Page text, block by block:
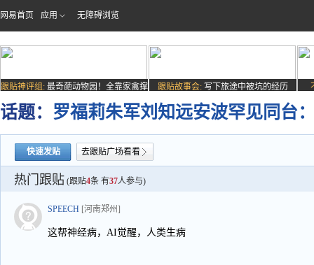
网易首页 应用 无障碍浏览
跟贴神评组: 最奇葩动物园！全靠家禽撑
场子
跟贴故事会: 写下旅途中被坑的经历
话题： 罗福莉朱军刘知远安波罕见同台
快速发贴 去跟贴广场看看
热门跟贴 (跟贴4条 有37人参与)
SPEECH [河南郑州]
这帮神经病，AI觉醒，人类生病